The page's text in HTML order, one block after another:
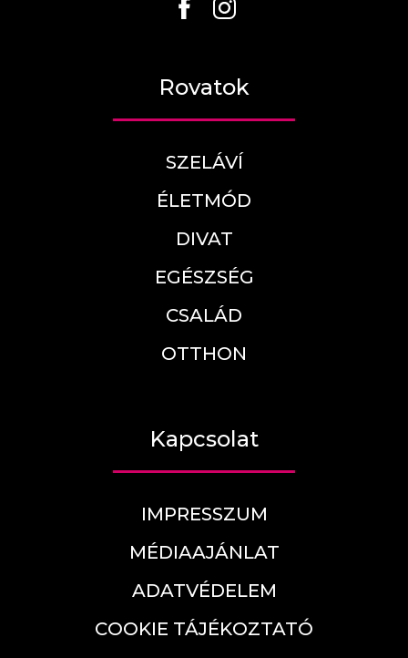
Rovatok
SZELÁVÍ
ÉLETMÓD
DIVAT
EGÉSZSÉG
CSALÁD
OTTHON
Kapcsolat
IMPRESSZUM
MÉDIAAJÁNLAT
ADATVÉDELEM
COOKIE TÁJÉKOZTATÓ